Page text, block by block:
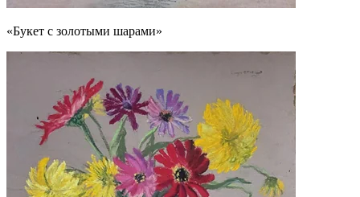
«Букет с золотыми шарами»